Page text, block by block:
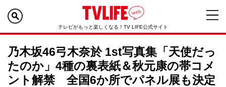
テレビがもっと楽しくなる！TV LIFE公式サイト
乃木坂46弓木奈於 1st写真集「天使だっ
たのか」4種の裏表紙＆秋元康の帯コメ
ント解禁 全国6か所でパネル展も決定